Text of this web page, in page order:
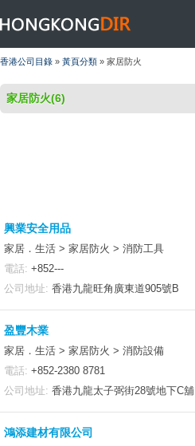
HONGKONGDIR
香港公司目錄 » 黃頁分類 » 家居防火
家居防火(6)
興業安全用品
家居．生活 > 家居防火 > 消防工具
電話: +852---
公司地址: 香港九龍旺角廣東道905號B
盈豐木業
家居．生活 > 家居防火 > 消防設備
電話: +852-2380 8781
公司地址: 香港九龍太子弼街28號地下C舖
鴻添建材有限公司